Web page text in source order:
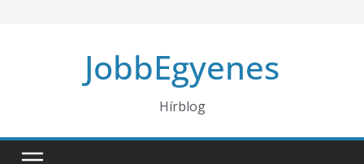
JobbEgyenes
Hírblog